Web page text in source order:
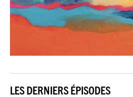
LES DERNIERS ÉPISODES